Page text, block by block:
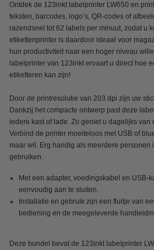
Ontdek de 123inkt labelprinter LW650 en
teksten, barcodes, logo’s, QR-codes of
razendsnel tot 62 labels per minuut, zodat u
etikettenprinter is daardoor ideaal voor
hun productiviteit naar een hoger niveau
labelprinter van 123inkt ervaart u direct hoe
etiketteren kan zijn!
Door de printresolutie van 203 dpi zijn uw
Dankzij het compacte ontwerp past deze
iedere kast of lade. Zo geniet u dagelijks van
Verbind de printer moeiteloos met USB of
maar wil. Erg handig als meerdere
gebruiken.
Met een adapter, voedingskabel en USB-
eenvoudig aan te sluiten.
Installatie en gebruik zijn een fluitje van
bediening en de meegeleverde
Deze bundel bevat de 123inkt labelprinter